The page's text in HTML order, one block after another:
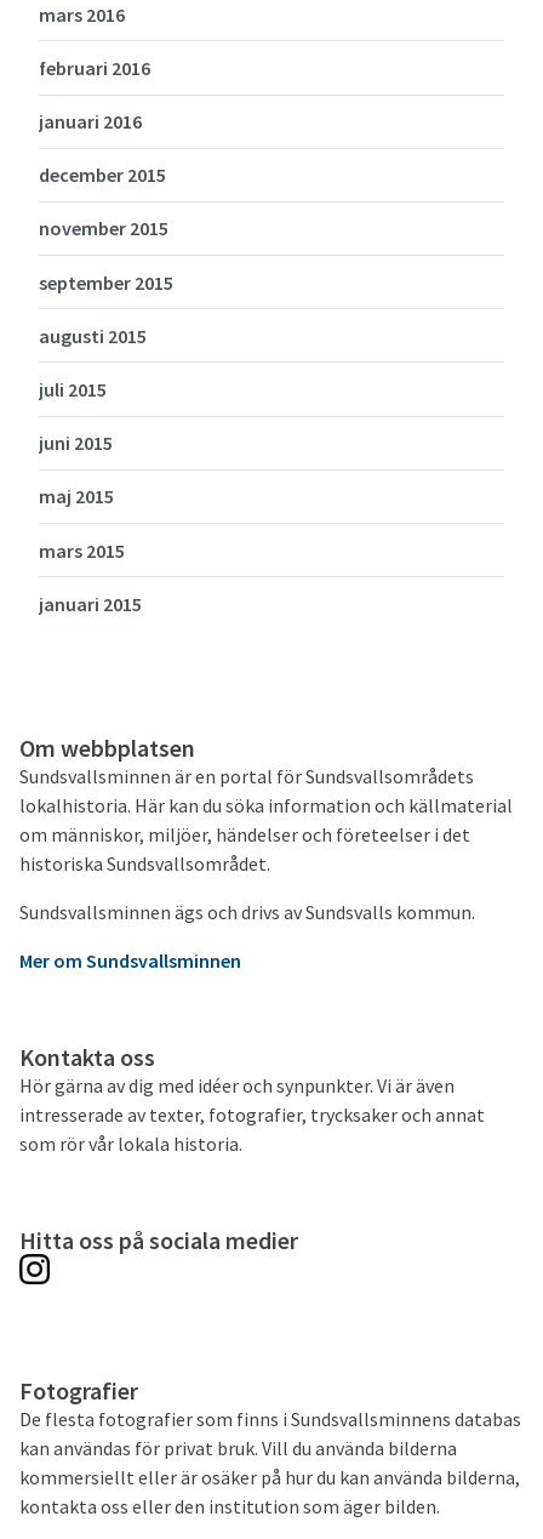
mars 2016
februari 2016
januari 2016
december 2015
november 2015
september 2015
augusti 2015
juli 2015
juni 2015
maj 2015
mars 2015
januari 2015
Om webbplatsen
Sundsvallsminnen är en portal för Sundsvallsområdets
lokalhistoria. Här kan du söka information och källmaterial
om människor, miljöer, händelser och företeelser i det
historiska Sundsvallsområdet.
Sundsvallsminnen ägs och drivs av Sundsvalls kommun.
Mer om Sundsvallsminnen
Kontakta oss
Hör gärna av dig med idéer och synpunkter. Vi är även
intresserade av texter, fotografier, trycksaker och annat
som rör vår lokala historia.
Hitta oss på sociala medier
Fotografier
De flesta fotografier som finns i Sundsvallsminnens databas
kan användas för privat bruk. Vill du använda bilderna
kommersiellt eller är osäker på hur du kan använda bilderna,
kontakta oss eller den institution som äger bilden.